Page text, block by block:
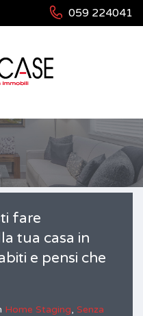
059 224041
fare
tua casa in
e pensi che
Home Staging, Senza